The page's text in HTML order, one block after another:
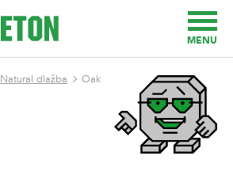
MENU
Natural dlažba Oak